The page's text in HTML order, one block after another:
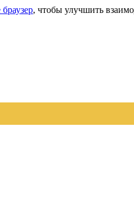
, чтобы улучшить